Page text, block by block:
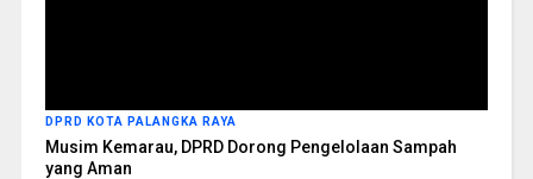
DPRD KOTA PALANGKA RAYA
Musim Kemarau, DPRD Dorong Pengelolaan Sampah
yang Aman